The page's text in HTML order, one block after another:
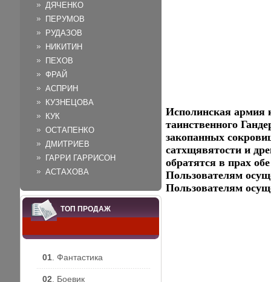
ДЯЧЕНКО
ПЕРУМОВ
РУДАЗОВ
НИКИТИН
ПЕХОВ
ФРАЙ
АСПРИН
КУЗНЕЦОВА
КУК
ОСТАПЕНКО
ДМИТРИЕВ
ГАРРИ ГАРРИСОН
АСТАХОВА
ТОП ПРОДАЖ
01 . Фантастика
02 . Боевик
Исполинская армия
таинственного
закопанных
сатхщявятости и
обратятся в прах
Пользователям
Пользователям